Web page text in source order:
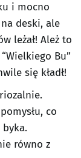
i mocno
deski, ale
leżał! Ależ to
“Wielkiego Bu”
się kładł!
co
byka.
równo z